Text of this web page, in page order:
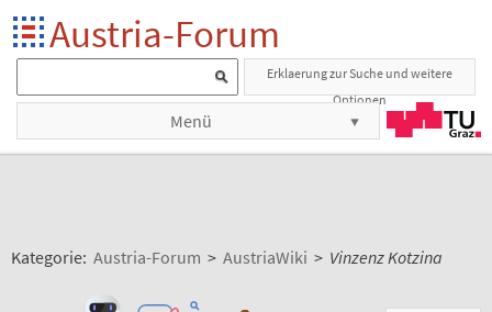
Austria-Forum
Erklaerung zur Suche und weitere
Optionen
Menü
Kategorie: Austria-Forum > AustriaWiki > Vinzenz Kotzina